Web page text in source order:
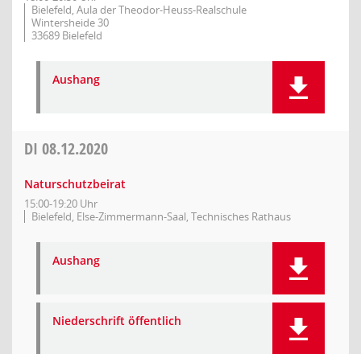
Bielefeld, Aula der Theodor-Heuss-Realschule
Wintersheide 30
33689 Bielefeld
Aushang
DI 08.12.2020
Naturschutzbeirat
15:00-19:20 Uhr
Bielefeld, Else-Zimmermann-Saal, Technisches Rathaus
Aushang
Niederschrift öffentlich